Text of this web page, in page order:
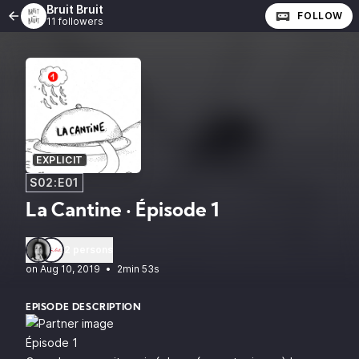
Bruit Bruit
11 followers FOLLOW
EXPLICIT
S02:E01
La Cantine · Épisode 1
•
2min 53s
EPISODE DESCRIPTION
Épisode 1